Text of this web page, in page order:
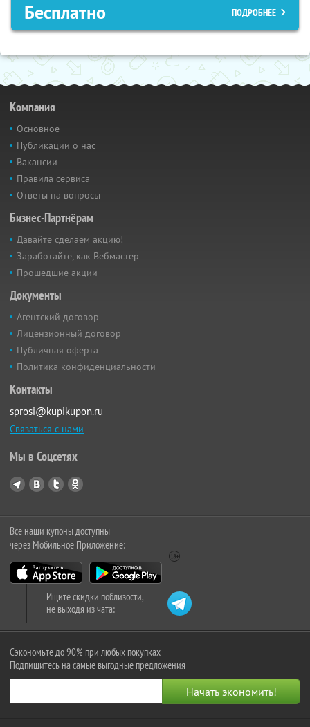
Бесплатно ПОДРОБНЕЕ
Компания
Основное
Публикации о нас
Вакансии
Правила сервиса
Ответы на вопросы
Бизнес-Партнёрам
Давайте сделаем акцию!
Заработайте, как Вебмастер
Прошедшие акции
Документы
Агентский договор
Лицензионный договор
Публичная оферта
Политика конфиденциальности
Контакты
sprosi@kupikupon.ru
Связаться с нами
Мы в Соцсетях
Все наши купоны доступны
через Мобильное Приложение:
Ищите скидки поблизости,
не выходя из чата:
Сэкономьте до 90% при любых покупках
Подпишитесь на самые выгодные предложения